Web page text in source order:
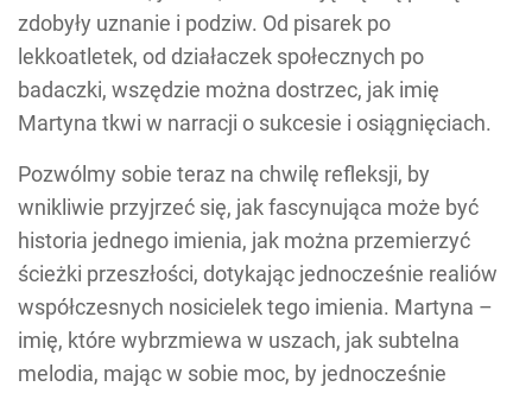
zdobyły uznanie i podziw. Od pisarek po
lekkoatletek, od działaczek społecznych po
badaczki, wszędzie można dostrzec, jak imię
Martyna tkwi w narracji o sukcesie i osiągnięciach.
Pozwólmy sobie teraz na chwilę refleksji, by
wnikliwie przyjrzeć się, jak fascynująca może być
historia jednego imienia, jak można przemierzyć
ścieżki przeszłości, dotykając jednocześnie realiów
współczesnych nosicielek tego imienia. Martyna –
imię, które wybrzmiewa w uszach, jak subtelna
melodia, mając w sobie moc, by jednocześnie